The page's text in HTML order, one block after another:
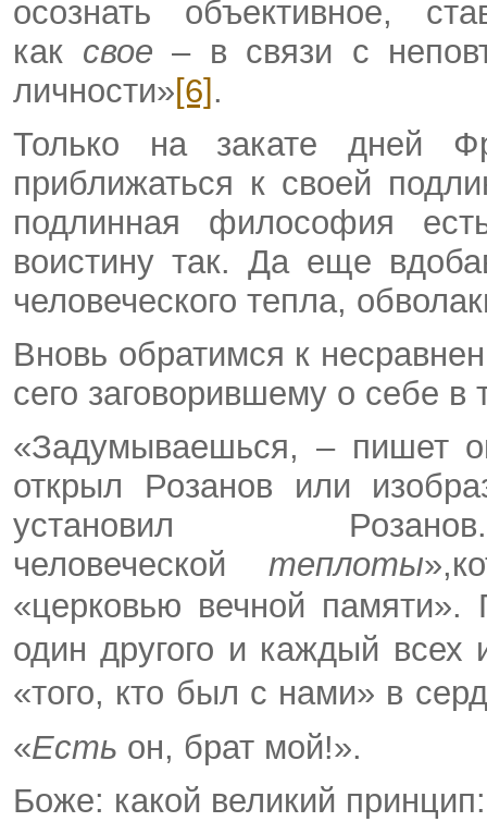
осознать объективное,
как свое – в связи с
личности»[6] .
Только на закате дней
приближаться к своей
подлинная философия
воистину так. Да еще
человеческого тепла,
Вновь обратимся к
сего заговорившему о себе в
«Задумываешься, – пишет
открыл Розанов или
установил
человеческойтеплоты
«церковью вечной
один другого и каждый
«того, кто был с нами» в
«Есть он, брат мой!».
Боже: какой великий